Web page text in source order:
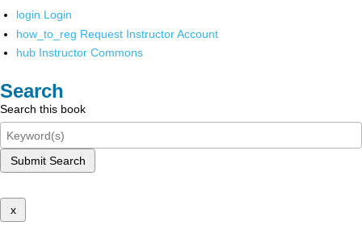
login Login
how_to_reg Request Instructor Account
hub Instructor Commons
Search
Search this book
Submit Search
x